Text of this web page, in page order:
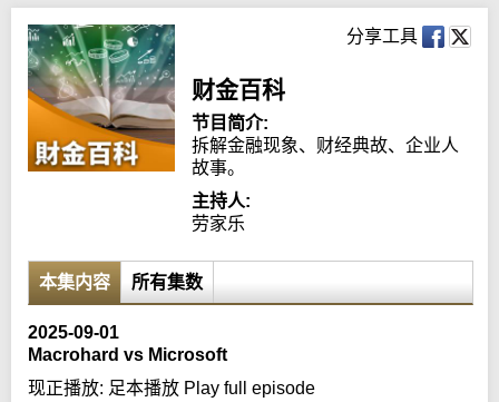
c
h
分享工具
财金百科
节目简介:
拆解金融现象、财经典故、企业人
故事。
主持人:
劳家乐
本集内容 所有集数
2025-09-01
Macrohard vs Microsoft
现正播放: 足本播放 Play full episode